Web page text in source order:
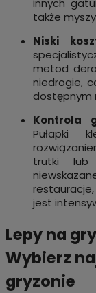
innych
także
Niski
metod
niedrogie,
dostępnym
Kontrola
Pułapki
trutki lub
jest
Lepy na
Wybierz
gryzonie